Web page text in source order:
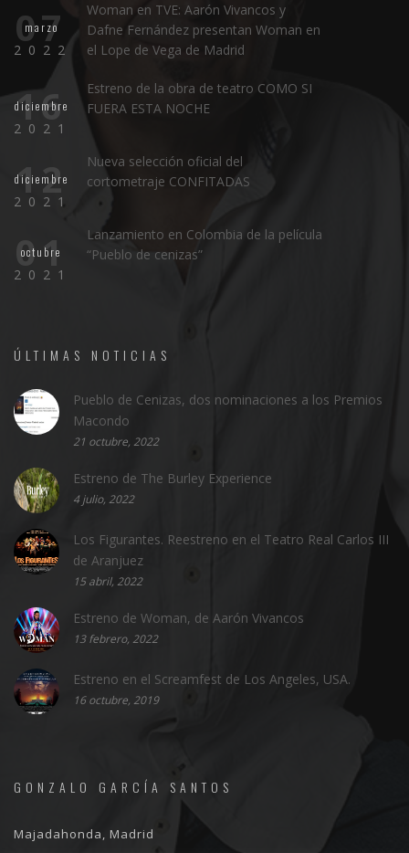
07
marzo
2022
Woman en TVE: Aarón Vivancos y
Dafne Fernández presentan Woman en
el Lope de Vega de Madrid
16
diciembre
2021
Estreno de la obra de teatro COMO SI
FUERA ESTA NOCHE
12
diciembre
2021
Nueva selección oficial del
cortometraje CONFITADAS
01
octubre
2021
Lanzamiento en Colombia de la película
“Pueblo de cenizas”
ÚLTIMAS NOTICIAS
Pueblo de Cenizas, dos nominaciones a los Premios
Macondo
21 octubre, 2022
Estreno de The Burley Experience
4 julio, 2022
Los Figurantes. Reestreno en el Teatro Real Carlos III
de Aranjuez
15 abril, 2022
Estreno de Woman, de Aarón Vivancos
13 febrero, 2022
Estreno en el Screamfest de Los Angeles, USA.
16 octubre, 2019
GONZALO GARCÍA SANTOS
Majadahonda, Madrid